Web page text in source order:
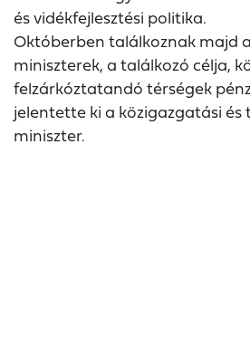
és vidékfejlesztési politika.
Októberben találkoznak majd
miniszterek, a találkozó célja,
felzárkóztatandó térségek
jelentette ki a közigazgatási és
miniszter.